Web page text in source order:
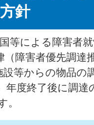
針
等による障害者
障害者優先調達
設等からの物品の
年度終了後に調達
。